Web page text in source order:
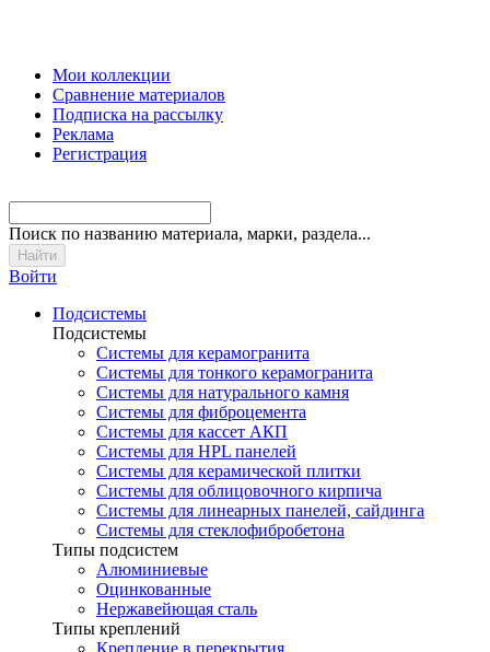
Мои коллекции
Сравнение материалов
Подписка на рассылку
Реклама
Регистрация
Поиск по названию материала, марки, раздела...
Войти
Подсистемы
Подсистемы
Системы для керамогранита
Системы для тонкого керамогранита
Системы для натурального камня
Системы для фиброцемента
Системы для кассет АКП
Системы для HPL панелей
Системы для керамической плитки
Системы для облицовочного кирпича
Системы для линеарных панелей, сайдинга
Системы для стеклофибробетона
Типы подсистем
Алюминиевые
Оцинкованные
Нержавейющая сталь
Типы креплений
Крепление в перекрытия